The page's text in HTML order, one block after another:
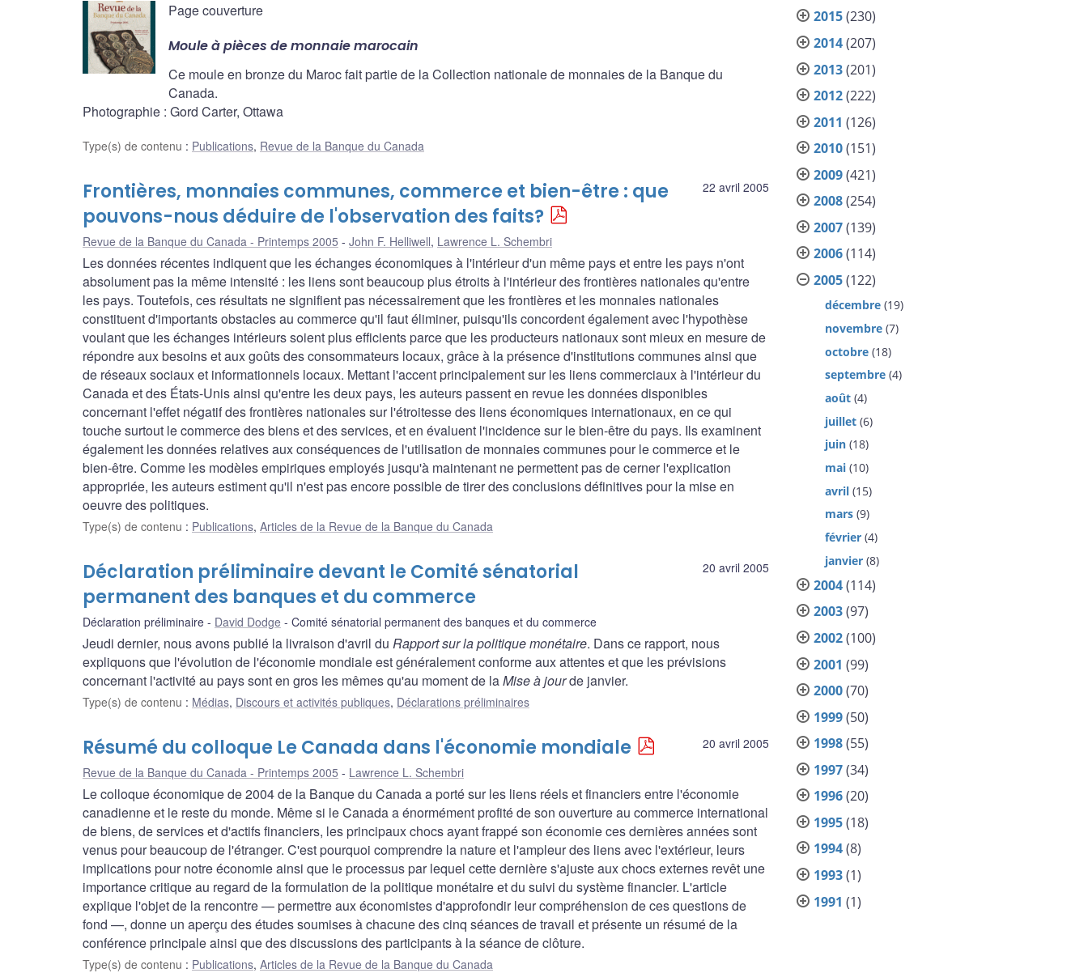
Page couverture
Moule à pièces de monnaie marocain
Ce moule en bronze du Maroc fait partie de la Collection nationale de monnaies de la Banque du
Canada.
Photographie : Gord Carter, Ottawa
Type(s) de contenu : Publications, Revue de la Banque du Canada
22 avril 2005
Frontières, monnaies communes, commerce et bien-être : que
pouvons-nous déduire de l'observation des faits?
Revue de la Banque du Canada - Printemps 2005 John F. Helliwell, Lawrence L. Schembri
Les données récentes indiquent que les échanges économiques à l'intérieur d'un même pays et entre les pays n'ont
absolument pas la même intensité : les liens sont beaucoup plus étroits à l'intérieur des frontières nationales qu'entre
les pays. Toutefois, ces résultats ne signifient pas nécessairement que les frontières et les monnaies nationales
constituent d'importants obstacles au commerce qu'il faut éliminer, puisqu'ils concordent également avec l'hypothèse
voulant que les échanges intérieurs soient plus efficients parce que les producteurs nationaux sont mieux en mesure de
répondre aux besoins et aux goûts des consommateurs locaux, grâce à la présence d'institutions communes ainsi que
de réseaux sociaux et informationnels locaux. Mettant l'accent principalement sur les liens commerciaux à l'intérieur du
Canada et des États-Unis ainsi qu'entre les deux pays, les auteurs passent en revue les données disponibles
concernant l'effet négatif des frontières nationales sur l'étroitesse des liens économiques internationaux, en ce qui
touche surtout le commerce des biens et des services, et en évaluent l'incidence sur le bien-être du pays. Ils examinent
également les données relatives aux conséquences de l'utilisation de monnaies communes pour le commerce et le
bien-être. Comme les modèles empiriques employés jusqu'à maintenant ne permettent pas de cerner l'explication
appropriée, les auteurs estiment qu'il n'est pas encore possible de tirer des conclusions définitives pour la mise en
oeuvre des politiques.
Type(s) de contenu : Publications, Articles de la Revue de la Banque du Canada
20 avril 2005
Déclaration préliminaire devant le Comité sénatorial
permanent des banques et du commerce
Déclaration préliminaire David Dodge Comité sénatorial permanent des banques et du commerce
Jeudi dernier, nous avons publié la livraison d'avril du Rapport sur la politique monétaire. Dans ce rapport, nous
expliquons que l'évolution de l'économie mondiale est généralement conforme aux attentes et que les prévisions
concernant l'activité au pays sont en gros les mêmes qu'au moment de laMise à jourde janvier.
Type(s) de contenu : Médias, Discours et activités publiques, Déclarations préliminaires
20 avril 2005
Résumé du colloque Le Canada dans l'économie mondiale
Revue de la Banque du Canada - Printemps 2005 Lawrence L. Schembri
Le colloque économique de 2004 de la Banque du Canada a porté sur les liens réels et financiers entre l'économie
canadienne et le reste du monde. Même si le Canada a énormément profité de son ouverture au commerce international
de biens, de services et d'actifs financiers, les principaux chocs ayant frappé son économie ces dernières années sont
venus pour beaucoup de l'étranger. C'est pourquoi comprendre la nature et l'ampleur des liens avec l'extérieur, leurs
implications pour notre économie ainsi que le processus par lequel cette dernière s'ajuste aux chocs externes revêt une
importance critique au regard de la formulation de la politique monétaire et du suivi du système financier. L'article
explique l'objet de la rencontre — permettre aux économistes d'approfondir leur compréhension de ces questions de
fond —, donne un aperçu des études soumises à chacune des cinq séances de travail et présente un résumé de la
conférence principale ainsi que des discussions des participants à la séance de clôture.
Type(s) de contenu : Publications, Articles de la Revue de la Banque du Canada
2015(230)
2014(207)
2013(201)
2012(222)
2011 (126)
2010(151)
2009(421)
2008(254)
2007(139)
2006(114)
2005(122)
décembre (19)
novembre (7)
octobre (18)
septembre (4)
août (4)
juillet (6)
juin (18)
mai (10)
avril (15)
mars (9)
février (4)
janvier (8)
2004(114)
2003(97)
2002(100)
2001 (99)
2000(70)
1999(50)
1998(55)
1997(34)
1996(20)
1995(18)
1994(8)
1993(1)
1991 (1)